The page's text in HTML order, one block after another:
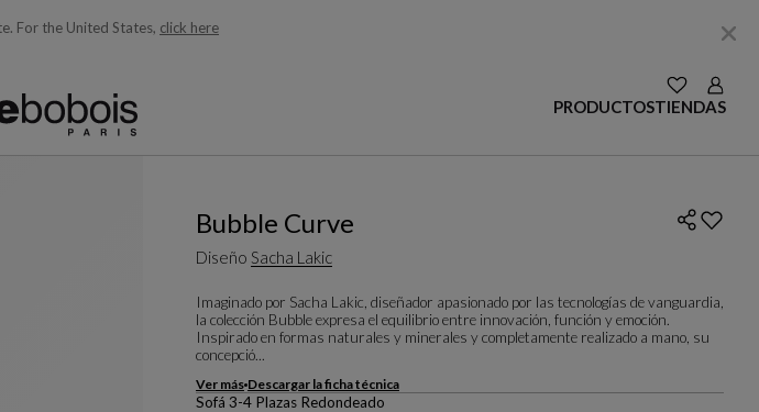
For the United States, click here
buscando)
VER LAS
Login
PRODUCTOSTIENDAS
Bubble Curve
Diseño Sacha Lakic
Imaginado por Sacha Lakic, diseñador apasionado por las tecnologías de vanguardia,
la colección Bubble expresa el equilibrio entre innovación, función y emoción.
Inspirado en formas naturales y minerales y completamente realizado a mano, su
concepció...
Ver más Descargar la ficha técnica
Sofá 3-4 Plazas Redondeado